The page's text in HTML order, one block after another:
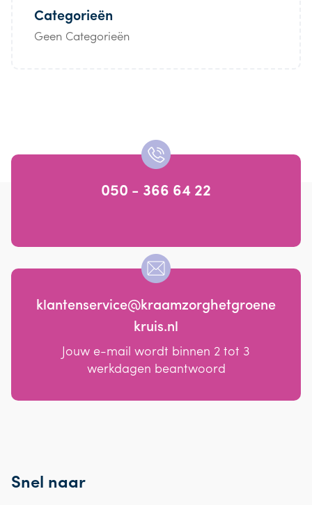
Categorieën
Geen Categorieën
050 - 366 64 22
klantenservice@kraamzorghetgroene
kruis.nl
Jouw e-mail wordt binnen 2 tot 3
werkdagen beantwoord
Snel naar